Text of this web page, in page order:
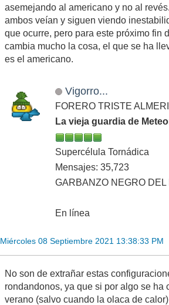
asemejando al americano y no al
ambos veían y siguen viendo
que ocurre, pero para este próximo fin
cambia mucho la cosa, el que se ha
es el americano.
Vigorro...
FORERO TRISTE
La vieja guardia de
Supercélula Tornádica
Mensajes: 35,723
GARBANZO NEGRO DEL
En línea
Miércoles 08 Septiembre 2021 13:38:33 PM
No son de extrañar estas
rondandonos, ya que si por algo se ha
verano (salvo cuando la olaca de